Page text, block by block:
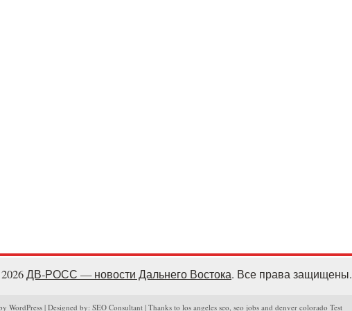
ДВ-РОСС — новости Дальнего Востока. Все права защищены.
WordPress | Designed by: SEO Consultant | Thanks to los angeles seo, seo jobs and denver colorado Test